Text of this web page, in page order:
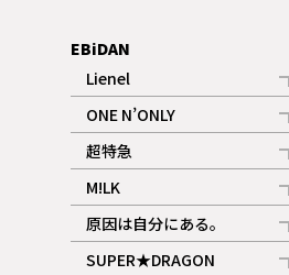
EBiDAN
Lienel
記事
ONE N’ONLY
記事
超特急
記事
ギャラリー
M!LK
記事
原因は自分にある。
記事
SUPER★DRAGON